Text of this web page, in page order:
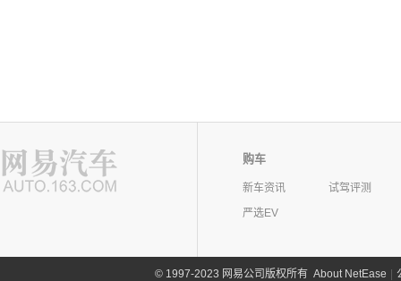
购车
新车资讯
试驾评测
严选EV
©1997-2023 网易公司版权所有 About NetEase